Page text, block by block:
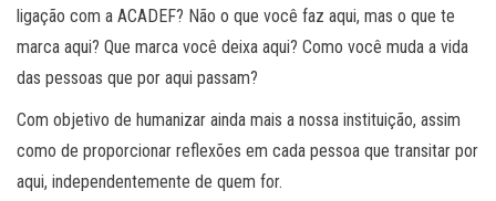
ligação com a ACADEF? Não o que você faz aqui, mas o que te
marca aqui? Que marca você deixa aqui? Como você muda a vida
das pessoas que por aqui passam?
Com objetivo de humanizar ainda mais a nossa instituição, assim
como de proporcionar reflexões em cada pessoa que transitar por
aqui, independentemente de quem for.